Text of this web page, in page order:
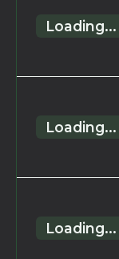
Loading...
Loading...
Loading...